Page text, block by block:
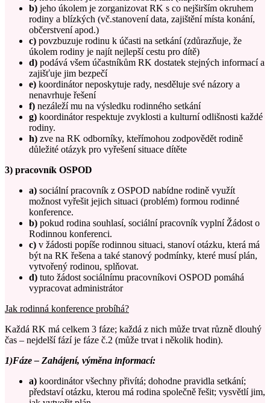
b) jeho úkolem je zorganizovat RK s co nejširším okruhem
rodiny a blízkých (vč.stanovení data, zajištění místa konání,
občerstvení apod.)
c) povzbuzuje rodinu k účasti na setkání (zdůrazňuje, že
úkolem rodiny je najít nejlepší cestu pro dítě)
d) podává všem účastníkům RK dostatek stejných informací a
zajišťuje jim bezpečí
e) koordinátor neposkytuje rady, nesděluje své názory a
nenavrhuje řešení
f) nezáleží mu na výsledku rodinného setkání
g) koordinátor respektuje zvyklosti a kulturní odlišnosti každé
rodiny.
h) zve na RK odborníky, kteřímohou zodpovědět rodině
důležité otázyk pro vyřešení situace dítěte
3) pracovník OSPOD
a) sociální pracovník z OSPOD nabídne rodině využít
možnost vyřešit jejich situaci (problém) formou rodinné
konference.
b) pokud rodina souhlasí, sociální pracovník vyplní Žádost o
Rodinnou konferenci.
c) v žádosti popíše rodinnou situaci, stanoví otázku, která má
být na RK řešena a také stanový podmínky, které musí plán,
vytvořený rodinou, splňovat.
d) tuto žádost sociálnímu pracovníkovi OSPOD pomáhá
vypracovat administrátor
Jak rodinná konference probíhá?
Každá RK má celkem 3 fáze; každá z nich může trvat různě dlouhý
čas – nejdelší fází je fáze č.2 (může trvat i několik hodin).
1)Fáze – Zahájení, výměna informací:
a) koordinátor všechny přivítá; dohodne pravidla setkání;
představí otázku, kterou má rodina společně řešit; vysvětlí jim,